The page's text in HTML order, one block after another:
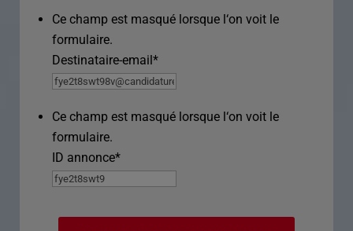
Ce champ est masqué lorsque l‘on voit le
formulaire.
Destinataire-email*
Ce champ est masqué lorsque l‘on voit le
formulaire.
ID annonce*